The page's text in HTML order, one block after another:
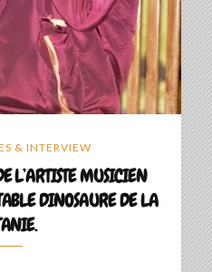
& INTERVIEW
L’ARTISTE MUSICIEN
DINOSAURE DE LA